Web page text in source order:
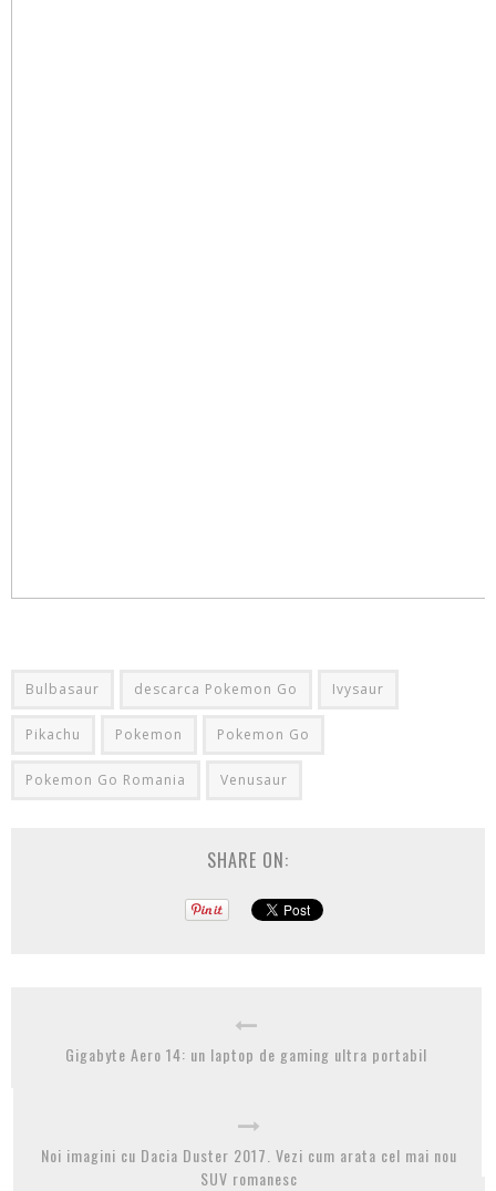
Bulbasaur descarca Pokemon Go Ivysaur
Pikachu Pokemon Pokemon Go
Pokemon Go Romania Venusaur
SHARE ON:
Gigabyte Aero 14: un laptop de gaming ultra portabil
Noi imagini cu Dacia Duster 2017. Vezi cum arata cel mai nou
SUV romanesc